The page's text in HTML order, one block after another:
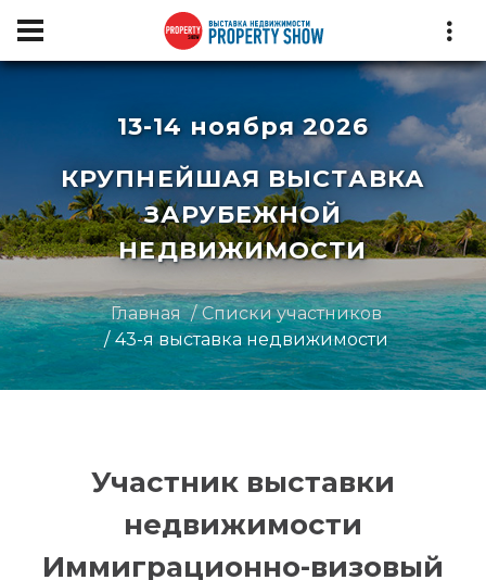
13-14 ноября 2026
КРУПНЕЙШАЯ ВЫСТАВКА
ЗАРУБЕЖНОЙ
НЕДВИЖИМОСТИ
Главная
Списки участников
43-я выставка недвижимости
Участник выставки
недвижимости
Иммиграционно-визовый